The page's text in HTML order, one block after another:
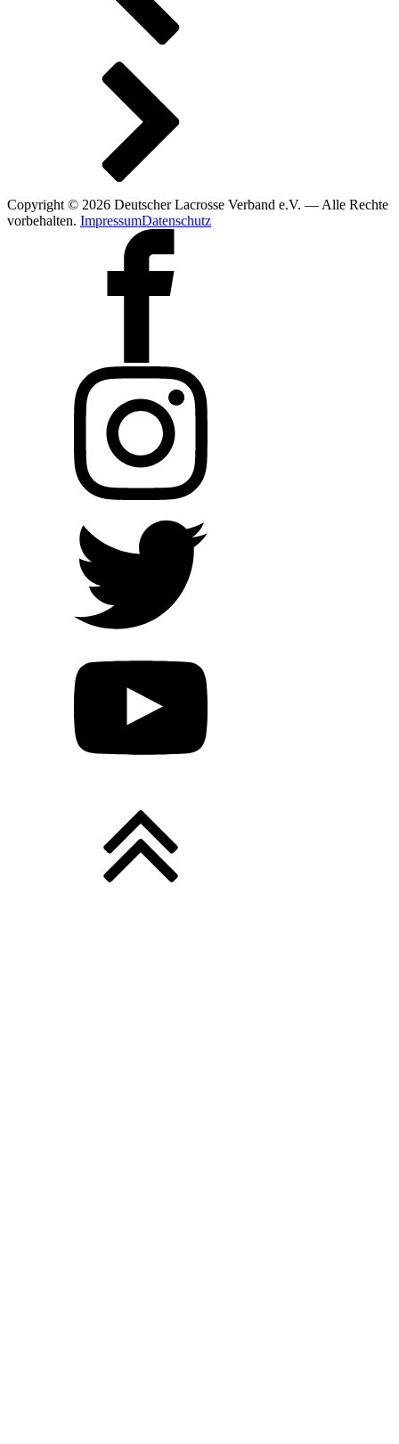
Copyright © 2026 Deutscher Lacrosse Verband e.V. — Alle Rechte
vorbehalten. ImpressumDatenschutz